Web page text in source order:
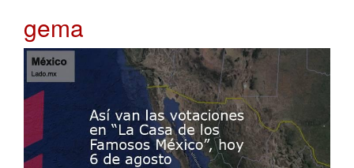
gema